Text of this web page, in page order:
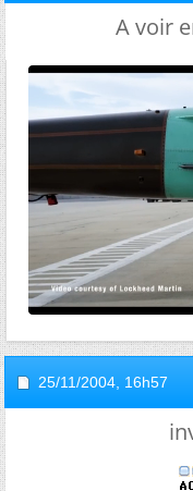
A voir
25/11/2004, 16h57